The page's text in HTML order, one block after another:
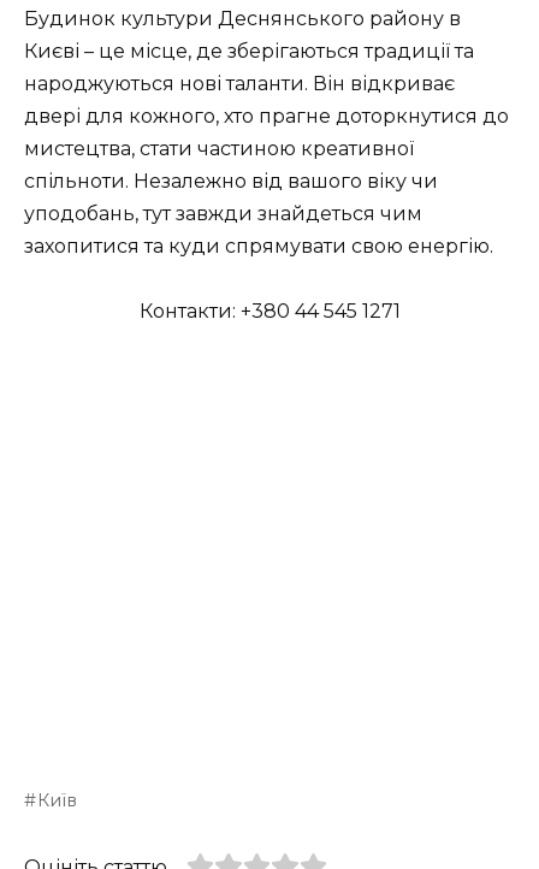
Будинок культури Деснянського району в
Києві – це місце, де зберігаються традиції та
народжуються нові таланти. Він відкриває
двері для кожного, хто прагне доторкнутися до
мистецтва, стати частиною креативної
спільноти. Незалежно від вашого віку чи
уподобань, тут завжди знайдеться чим
захопитися та куди спрямувати свою енергію.
Контакти: +380 44 545 1271
Київ